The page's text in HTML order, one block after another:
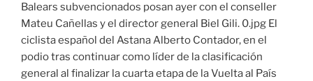
Balears subvencionados posan ayer con el conseller
Mateu Cañellas y el director general Biel Gili. 0.jpg El
ciclista español del Astana Alberto Contador, en el
podio tras continuar como líder de la clasificación
general al finalizar la cuarta etapa de la Vuelta al País